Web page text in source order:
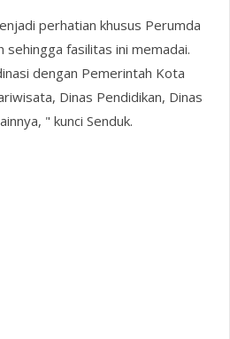
perhatian khusus Perumda
fasilitas ini memadai.
dengan Pemerintah Kota
Dinas Pendidikan, Dinas
" kunci Senduk.